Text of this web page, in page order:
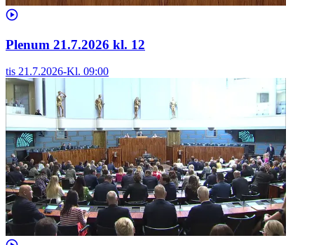
Plenum 21.7.2026 kl. 12
tis 21.7.2026-Kl. 09:00